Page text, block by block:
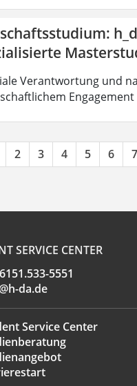
Verantwortung und
2 3 4 5 6 7
SERVICE CENTER
5551
da.de
Service Center